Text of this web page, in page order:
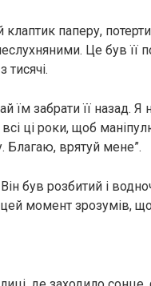
паперу,
Це був її
тисячі.
їм забрати її назад.
ці роки, щоб
Благаю, врятуй мене”.
був розбитий і
момент зрозумів,